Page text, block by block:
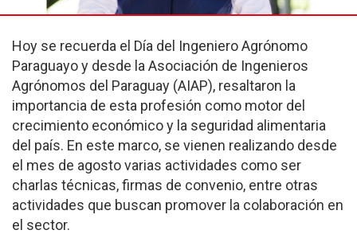
Hoy se recuerda el Día del Ingeniero Agrónomo
Paraguayo y desde la Asociación de Ingenieros
Agrónomos del Paraguay (AIAP), resaltaron la
importancia de esta profesión como motor del
crecimiento económico y la seguridad alimentaria
del país. En este marco, se vienen realizando desde
el mes de agosto varias actividades como ser
charlas técnicas, firmas de convenio, entre otras
actividades que buscan promover la colaboración en
el sector.